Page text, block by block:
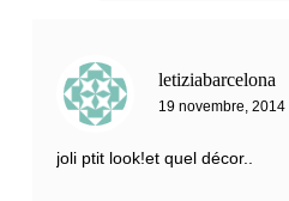
letiziabarcelona
19 novembre, 2014
joli ptit look!et quel décor..